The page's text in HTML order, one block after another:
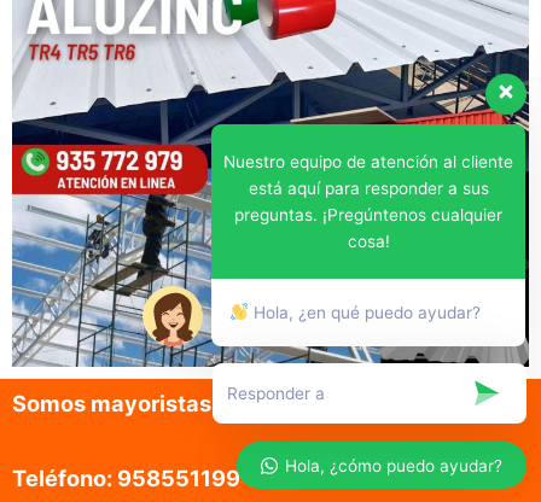
Somos mayoristas en la venta de aluzinc
Teléfono: 958551199
Nuestro equipo de atención al cliente
está aquí para responder a sus
preguntas. ¡Pregúntenos cualquier
cosa!
Hola, ¿en qué puedo ayudar?
Hola, ¿cómo puedo ayudar?